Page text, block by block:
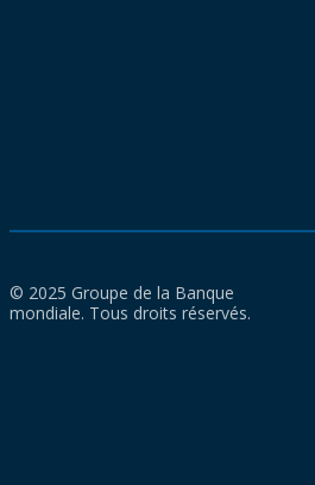
© 2025 Groupe de la Banque
mondiale. Tous droits réservés.